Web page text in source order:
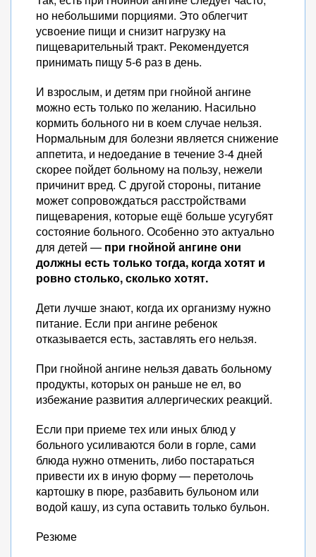
но небольшими порциями. Это облегчит
усвоение пищи и снизит нагрузку на
пищеварительный тракт. Рекомендуется
принимать пищу 5-6 раз в день.
И взрослым, и детям при гнойной ангине
можно есть только по желанию. Насильно
кормить больного ни в коем случае нельзя.
Нормальным для болезни является снижение
аппетита, и недоедание в течение 3-4 дней
скорее пойдет больному на пользу, нежели
причинит вред. С другой стороны, питание
может сопровождаться расстройствами
пищеварения, которые ещё больше усугубят
состояние больного. Особенно это актуально
для детей — при гнойной ангине они
должны есть только тогда, когда хотят и
ровно столько, сколько хотят.
Дети лучше знают, когда их организму нужно
питание. Если при ангине ребенок
отказывается есть, заставлять его нельзя.
При гнойной ангине нельзя давать больному
продукты, которых он раньше не ел, во
избежание развития аллергических реакций.
Если при приеме тех или иных блюд у
больного усиливаются боли в горле, сами
блюда нужно отменить, либо постараться
привести их в иную форму — перетолочь
картошку в пюре, разбавить бульоном или
водой кашу, из супа оставить только бульон.
Резюме